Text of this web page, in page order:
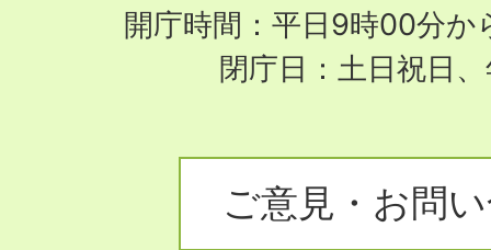
開庁時間：平日9時00分か
閉庁日：土日祝日
ご意見・お問